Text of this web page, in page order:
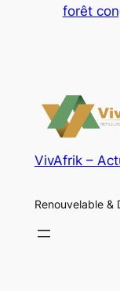
forêt
VivAfrik –
Renouvelable &